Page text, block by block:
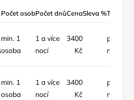
Počet osobPočet dnůCenaSleva %Typ ceny
min. 1
osoba
1 a více
nocí
3400
Kč
pokoj /
noc
min. 1
osoba
1 a více
nocí
3400
Kč
pokoj /
noc